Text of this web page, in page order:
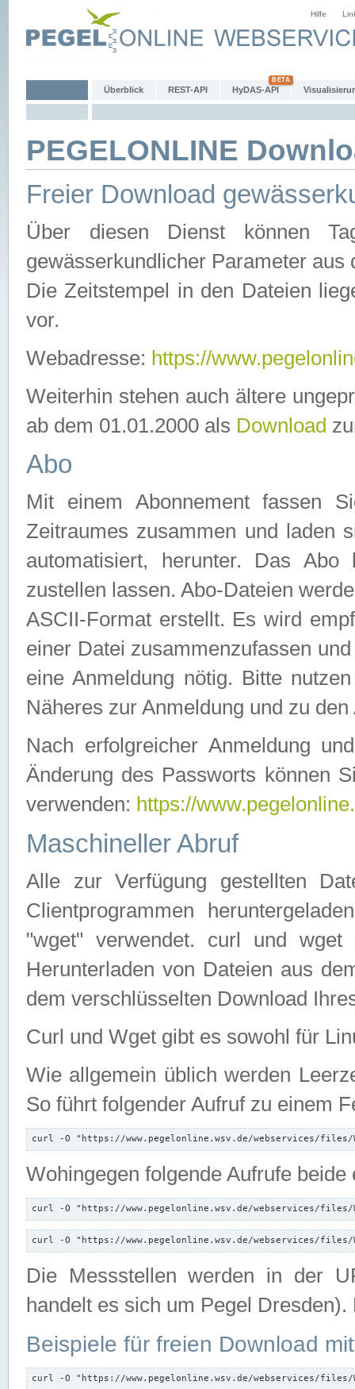
Hilfe
Überblick REST-API HyDAS-API
PEGELONLINE
Freier Download
Über diesen Dienst können
gewässerkundlicher Parameter aus
Die Zeitstempel in den Dateien
vor.
Webadresse: https://
Weiterhin stehen auch ältere
ab dem 01.01.2000 als Download
Abo
Mit einem Abonnement fassen
Zeitraumes zusammen und laden
automatisiert, herunter. Das
zustellen lassen. Abo-Dateien
ASCII-Format erstellt. Es wird
einer Datei zusammenzufassen
eine Anmeldung nötig. Bitte
Näheres zur Anmeldung und zu
Nach erfolgreicher Anmeldung
Änderung des Passworts können
verwenden: https://
Maschineller Abruf
Alle zur Verfügung gestellten
Clientprogrammen
"wget" verwendet. curl und wget
Herunterladen von Dateien aus
dem verschlüsselten Download
Curl und Wget gibt es sowohl für
Wie allgemein üblich werden
So führt folgender Aufruf zu einem
curl -O "https://www.pegelonline.wsv.de/webservices/files/
Wohingegen folgende Aufrufe beide
curl -O "https://www.pegelonline.wsv.de/webservices/files/
curl -O "https://www.pegelonline.wsv.de/webservices/files/
Die Messstellen werden in der
handelt es sich um Pegel
Beispiele für freien Download
curl -O "https://www.pegelonline.wsv.de/webservices/files/